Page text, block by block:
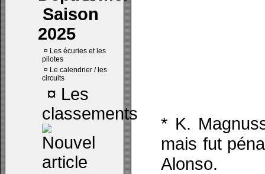
Saison
2025
¤ Les écuries et les
pilotes
¤ Le calendrier / les
circuits
¤ Les
classements
* K.
mais fut
Alonso.